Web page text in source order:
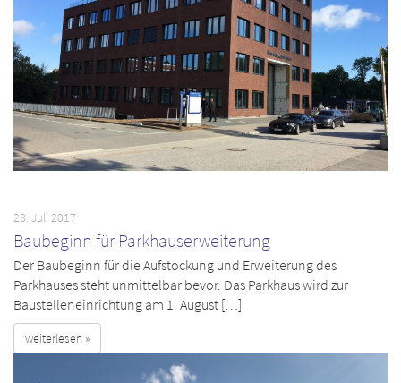
28. Juli 2017
Baubeginn für Parkhauserweiterung
Der Baubeginn für die Aufstockung und Erweiterung des
Parkhauses steht unmittelbar bevor. Das Parkhaus wird zur
Baustelleneinrichtung am 1. August […]
weiterlesen »